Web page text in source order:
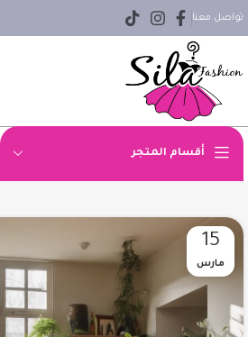
تواصل معنا
أقسام المتجر
15
مارس